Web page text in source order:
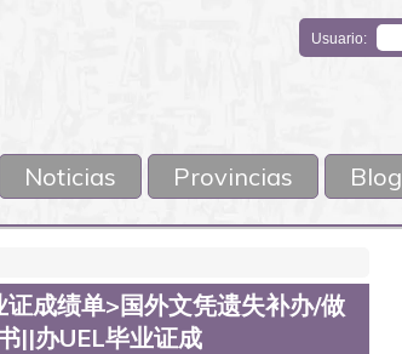
Usuario:
Noticias Provincias Blog
成绩单>国外文凭遗失补办/做
||办UEL毕业证成